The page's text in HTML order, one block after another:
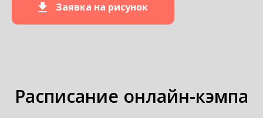
Заявка на рисунок
Расписание онлайн-кэмпа